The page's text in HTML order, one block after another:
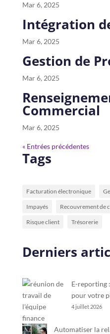
Mar 6, 2025
Intégration
Mar 6, 2025
Gestion de
Mar 6, 2025
Commercial
Mar 6, 2025
« Entrées précédentes
Tags
Facturation électronique
Impayés Recouvrement de
Risque client Trésorerie
Derniers
E-reporting
pour votre
4 juillet 2026
Automatiser la